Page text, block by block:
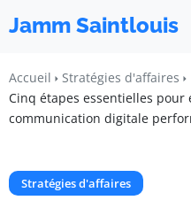
Jamm Saintlouis
Accueil
Stratégies d'affaires
Cinq étapes essentielles
communication digitale
Stratégies d'affaires